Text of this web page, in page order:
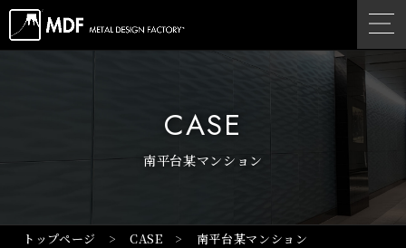
CASE
南平台某マンション
トップページ CASE 南平台某マンション